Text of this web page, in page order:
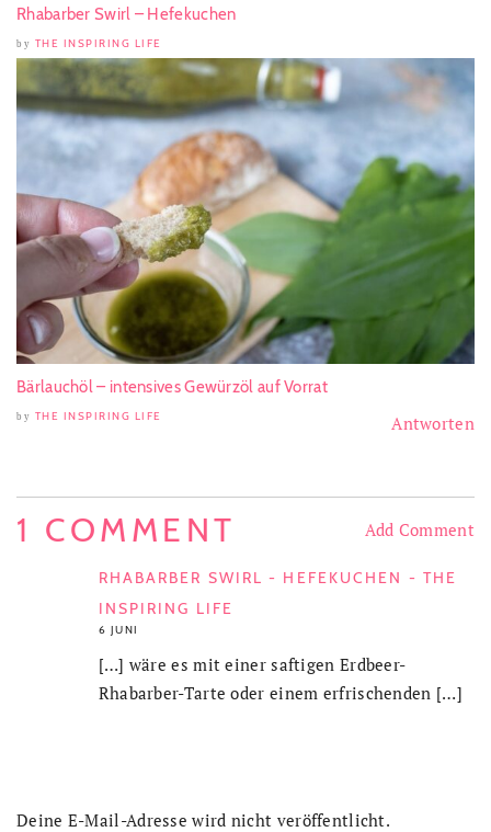
Rhabarber Swirl – Hefekuchen
by THE INSPIRING LIFE
Bärlauchöl – intensives Gewürzöl auf Vorrat
by THE INSPIRING LIFE
1 COMMENT Add Comment
RHABARBER SWIRL - HEFEKUCHEN - THE
INSPIRING LIFE
6 JUNI
Antworten
[…] wäre es mit einer saftigen Erdbeer-
Rhabarber-Tarte oder einem erfrischenden […]
Deine E-Mail-Adresse wird nicht veröffentlicht.